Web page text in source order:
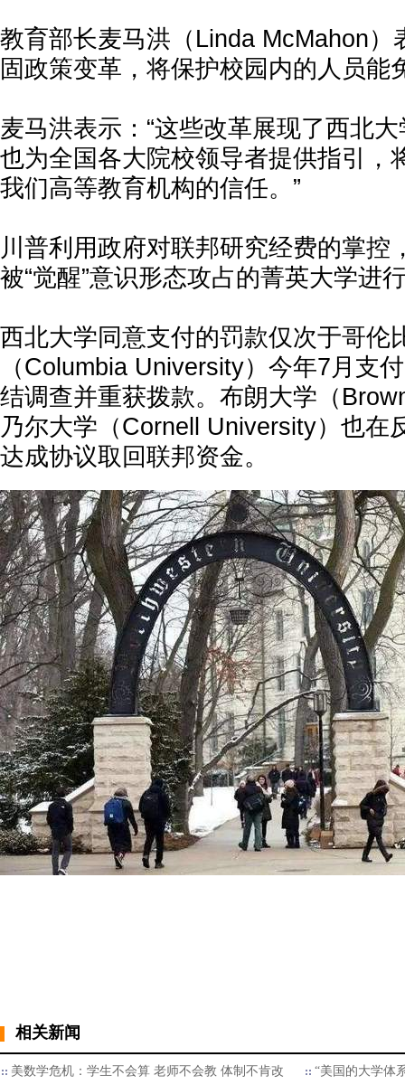
教育部长麦马洪（Linda McMahon）
固政策变革，将保护校园内的人员能
麦马洪表示：“这些改革展现了西北
也为全国各大院校领导者提供指引，
我们高等教育机构的信任。”
川普利用政府对联邦研究经费的掌控
被“觉醒”意识形态攻占的菁英大学进
西北大学同意支付的罚款仅次于哥伦
（Columbia University）今年7月支
结调查并重获拨款。布朗大学（
乃尔大学（Cornell University）也在
达成协议取回联邦资金。
相关新闻
美数学危机：学生不会算 老师不会教 体制不肯改
“美国的大学体